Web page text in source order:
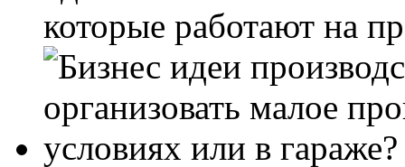
которые работают на